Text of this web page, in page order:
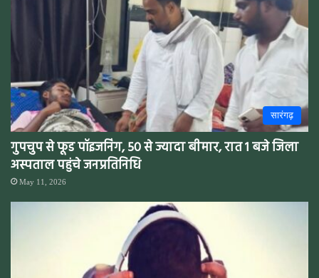
सारंगढ़
गुपचुप से फूड पॉइजनिंग, 50 से ज्यादा बीमार, रात 1 बजे जिला
अस्पताल पहुंचे जनप्रतिनिधि
May 11, 2026